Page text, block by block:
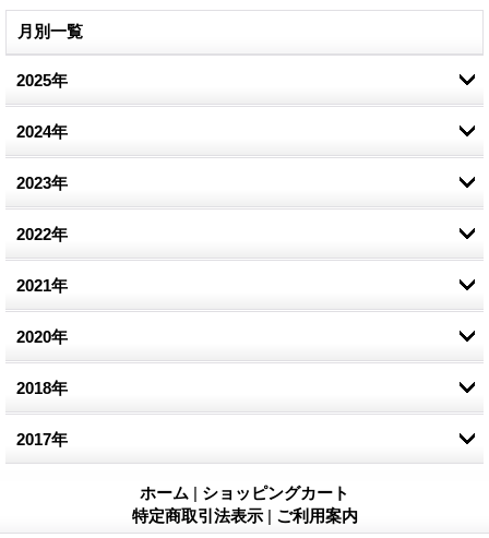
月別一覧
2025年
12月 (1)
9月 (1)
7月 (1)
6月 (1)
4月 (1)
2024年
12月 (1)
7月 (1)
2023年
12月 (1)
8月 (1)
2月 (1)
2022年
12月 (1)
8月 (1)
2021年
7月 (1)
2020年
12月 (1)
8月 (1)
2018年
7月 (1)
2017年
ホーム | ショッピングカート
特定商取引法表示 | ご利用案内